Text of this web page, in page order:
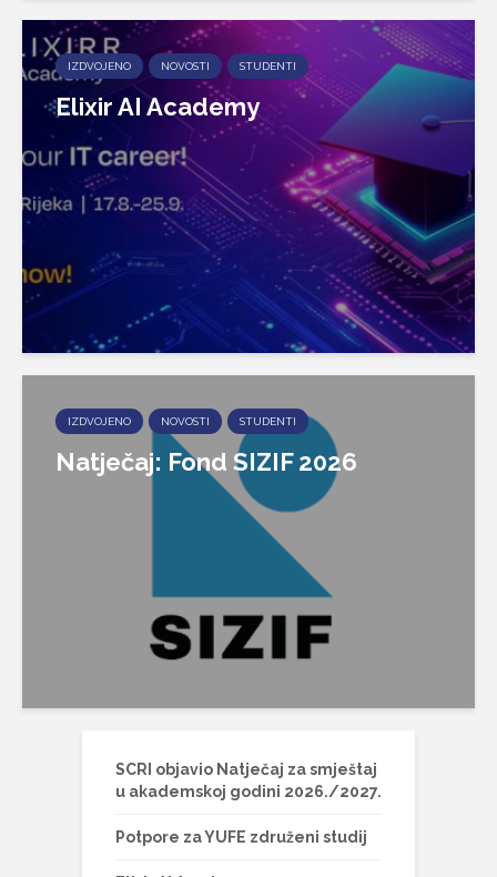
IZDVOJENO NOVOSTI STUDENTI
Elixir AI Academy
IZDVOJENO NOVOSTI STUDENTI
Natječaj: Fond SIZIF 2026
SCRI objavio Natječaj za smještaj
u akademskoj godini 2026./2027.
Potpore za YUFE združeni studij